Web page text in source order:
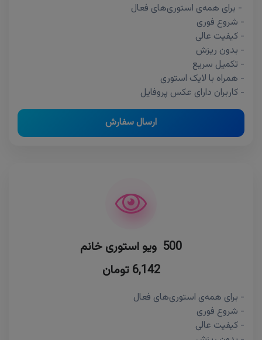
- برای همه‌ی استوری‌های فعال
- شروع فوری
- کیفیت عالی
- بدون ریزش
- تکمیل سریع
- همراه با لایک استوری
- کاربران دارای عکس پروفایل
ارسال سفارش
500 ویو استوری خانم
6,142 تومان
- برای همه‌ی استوری‌های فعال
- شروع فوری
- کیفیت عالی